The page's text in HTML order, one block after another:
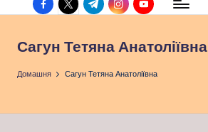
Сагун Тетяна Анатоліївна
Домашня Сагун Тетяна Анатоліївна